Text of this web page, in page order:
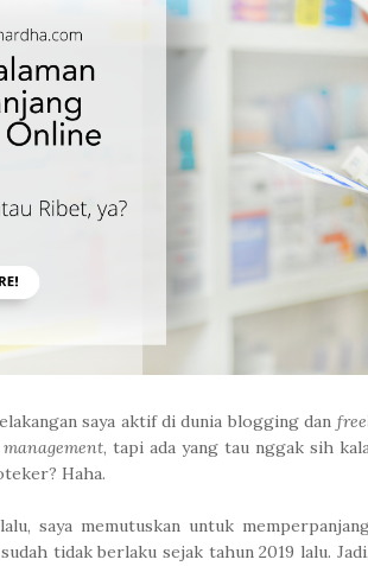
saya aktif di dunia blogging dan
, tapi ada yang tau nggak sih
Haha.
saya memutuskan untuk
tidak berlaku sejak tahun 2019 lalu.